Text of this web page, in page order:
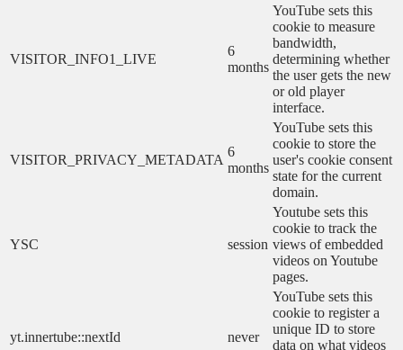
VISITOR_INFO1_LIVE
6
months
YouTube sets this
cookie to measure
bandwidth,
determining whether
the user gets the new
or old player
interface.
VISITOR_PRIVACY_METADATA
6
months
YouTube sets this
cookie to store the
user's cookie consent
state for the current
domain.
YSC session
Youtube sets this
cookie to track the
views of embedded
videos on Youtube
pages.
yt.innertube::nextId never
YouTube sets this
cookie to register a
unique ID to store
data on what videos